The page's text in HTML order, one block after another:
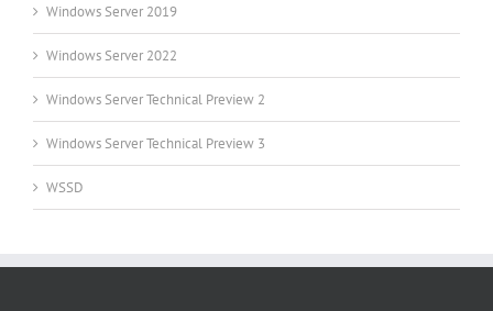
Windows Server 2019
Windows Server 2022
Windows Server Technical Preview 2
Windows Server Technical Preview 3
WSSD